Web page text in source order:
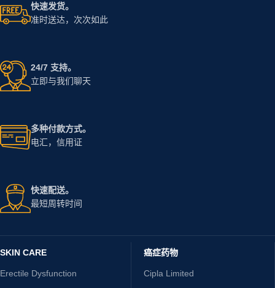
快速发货。
准时送达，次次如此
24/7 支持。
立即与我们聊天
多种付款方式。
电汇，信用证
快速配送。
最短周转时间
SKIN CARE
Erectile Dysfunction
癌症药物
Cipla Limited